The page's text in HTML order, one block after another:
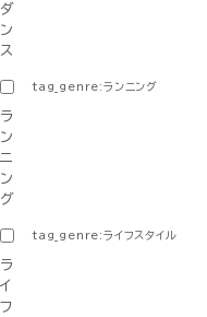
ダ
ン
ス
tag_genre:ランニング
ラ
ン
ニ
ン
グ
tag_genre:ライフスタイル
ラ
イ
フ